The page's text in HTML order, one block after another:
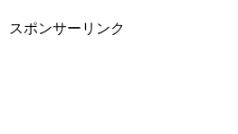
スポンサーリンク